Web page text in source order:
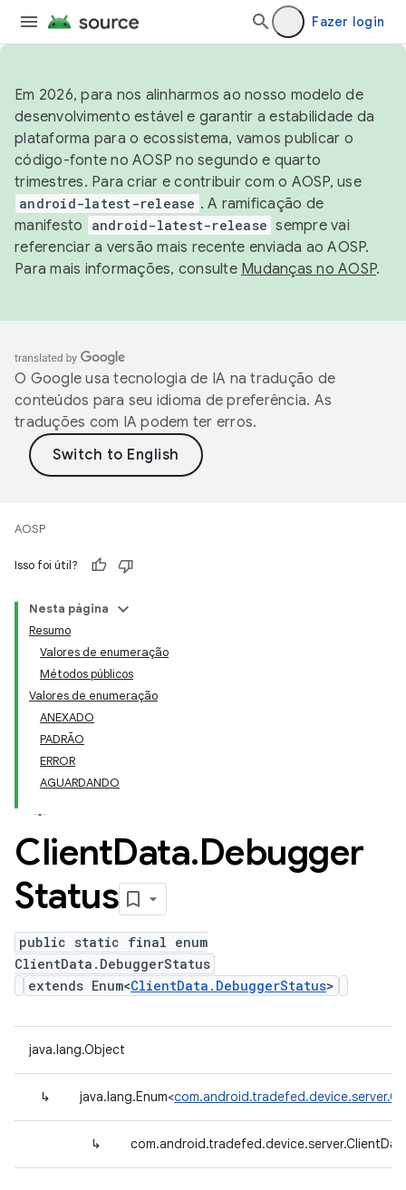
Fazer login
Em 2026, para nos alinharmos ao nosso modelo de
desenvolvimento estável e garantir a estabilidade da
plataforma para o ecossistema, vamos publicar o
código-fonte no AOSP no segundo e quarto
trimestres. Para criar e contribuir com o AOSP, use
android-latest-release . A ramificação de
manifesto
android-latest-release sempre vai
referenciar a versão mais recente enviada ao AOSP.
Para mais informações, consulte Mudanças no AOSP.
O Google usa tecnologia de IA na tradução de
conteúdos para seu idioma de preferência. As
traduções com IA podem ter erros.
AOSP
Isso foi útil?
Nesta página
Resumo
Valores de enumeração
Métodos públicos
Valores de enumeração
ANEXADO
PADRÃO
ERROR
AGUARDANDO
ClientData.Debugger
Status
public static final enum
ClientData.DebuggerStatus
extends Enum<ClientData.DebuggerStatus>
java.lang.Object
↳ java.lang.Enum<
↳